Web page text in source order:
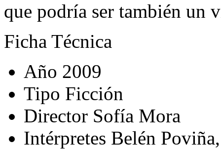
que podría ser también un
Ficha Técnica
Año 2009
Tipo Ficción
Director Sofía Mora
Intérpretes Belén